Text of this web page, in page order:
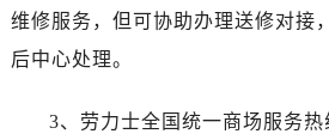
维修服务，但可协助办理送修对接
后中心处理。
3、劳力士全国统一商场服务热